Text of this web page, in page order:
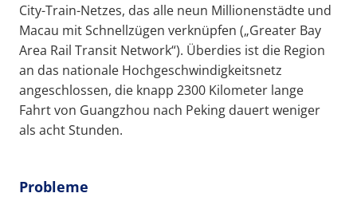
City-Train-Netzes, das alle neun Millionenstädte und
Macau mit Schnellzügen verknüpfen („Greater Bay
Area Rail Transit Network“). Überdies ist die Region
an das nationale Hochgeschwindigkeitsnetz
angeschlossen, die knapp 2300 Kilometer lange
Fahrt von Guangzhou nach Peking dauert weniger
als acht Stunden.
Probleme